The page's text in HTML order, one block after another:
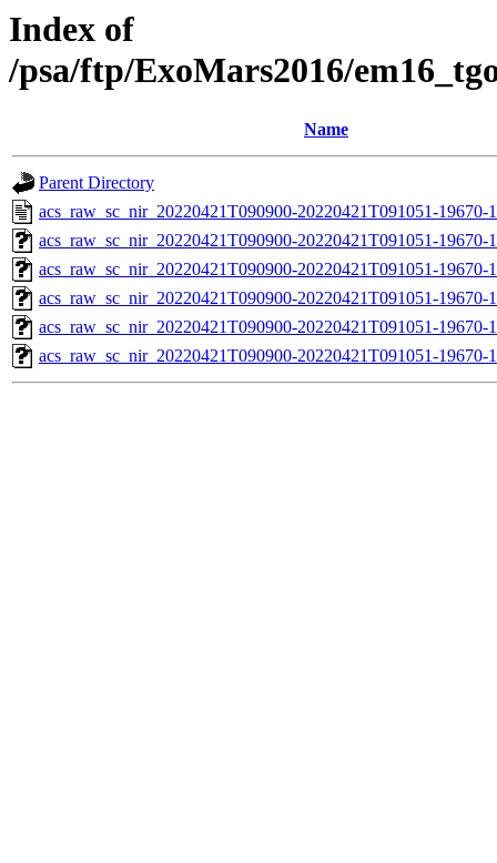
Index of
/psa/ftp/ExoMars2016/
Name
Parent Directory
acs_raw_sc_nir_20220421T090900-20220421T091051-19670-
acs_raw_sc_nir_20220421T090900-20220421T091051-19670-
acs_raw_sc_nir_20220421T090900-20220421T091051-19670-
acs_raw_sc_nir_20220421T090900-20220421T091051-19670-
acs_raw_sc_nir_20220421T090900-20220421T091051-19670-
acs_raw_sc_nir_20220421T090900-20220421T091051-